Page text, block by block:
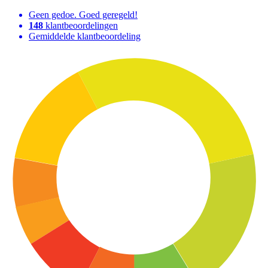
Geen gedoe. Goed geregeld!
148 klantbeoordelingen
Gemiddelde klantbeoordeling